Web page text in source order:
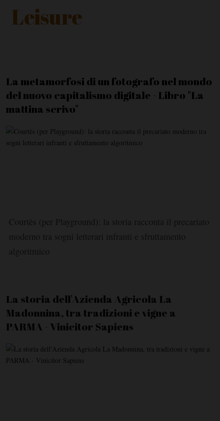
Leisure
La metamorfosi di un fotografo nel mondo
del nuovo capitalismo digitale - Libro "La
mattina scrivo"
Courtès (per Playground): la storia racconta il precariato
moderno tra sogni letterari infranti e sfruttamento
algoritmico
La storia dell'Azienda Agricola La
Madonnina, tra tradizioni e vigne a
PARMA - Vinicitor Sapiens